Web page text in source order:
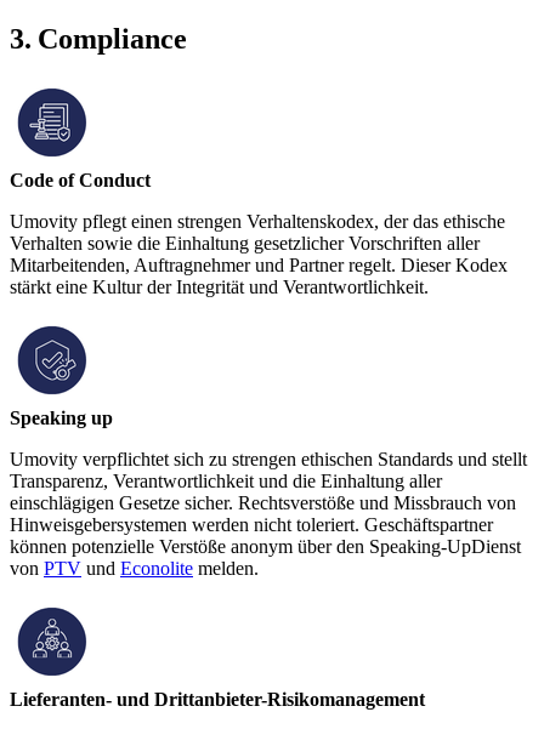
3. Compliance
Code of Conduct
Umovity pflegt einen strengen Verhaltenskodex, der das ethische
Verhalten sowie die Einhaltung gesetzlicher Vorschriften aller
Mitarbeitenden, Auftragnehmer und Partner regelt. Dieser Kodex
stärkt eine Kultur der Integrität und Verantwortlichkeit.
Speaking up
Umovity verpflichtet sich zu strengen ethischen Standards und stellt
Transparenz, Verantwortlichkeit und die Einhaltung aller
einschlägigen Gesetze sicher. Rechtsverstöße und Missbrauch von
Hinweisgebersystemen werden nicht toleriert. Geschäftspartner
können potenzielle Verstöße anonym über den Speaking-UpDienst
von PTV und Econolite melden.
Lieferanten- und Drittanbieter-Risikomanagement